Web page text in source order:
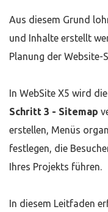
Aus diesem Grund
und Inhalte erstellt
Planung der Website-
In WebSite X5 wird
Schritt 3 - Sitemap
erstellen, Menüs
festlegen, die
Ihres Projekts führen.
In diesem Leitfaden